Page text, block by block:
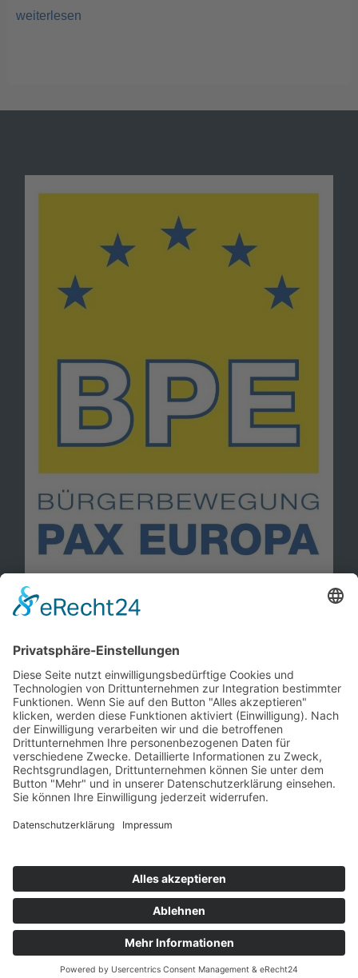
weiterlesen
Kontakt
Mitglied werden!
Impressum
Datenschutz
Copyright 2023. All rights reserved.